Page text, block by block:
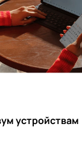
устройствам